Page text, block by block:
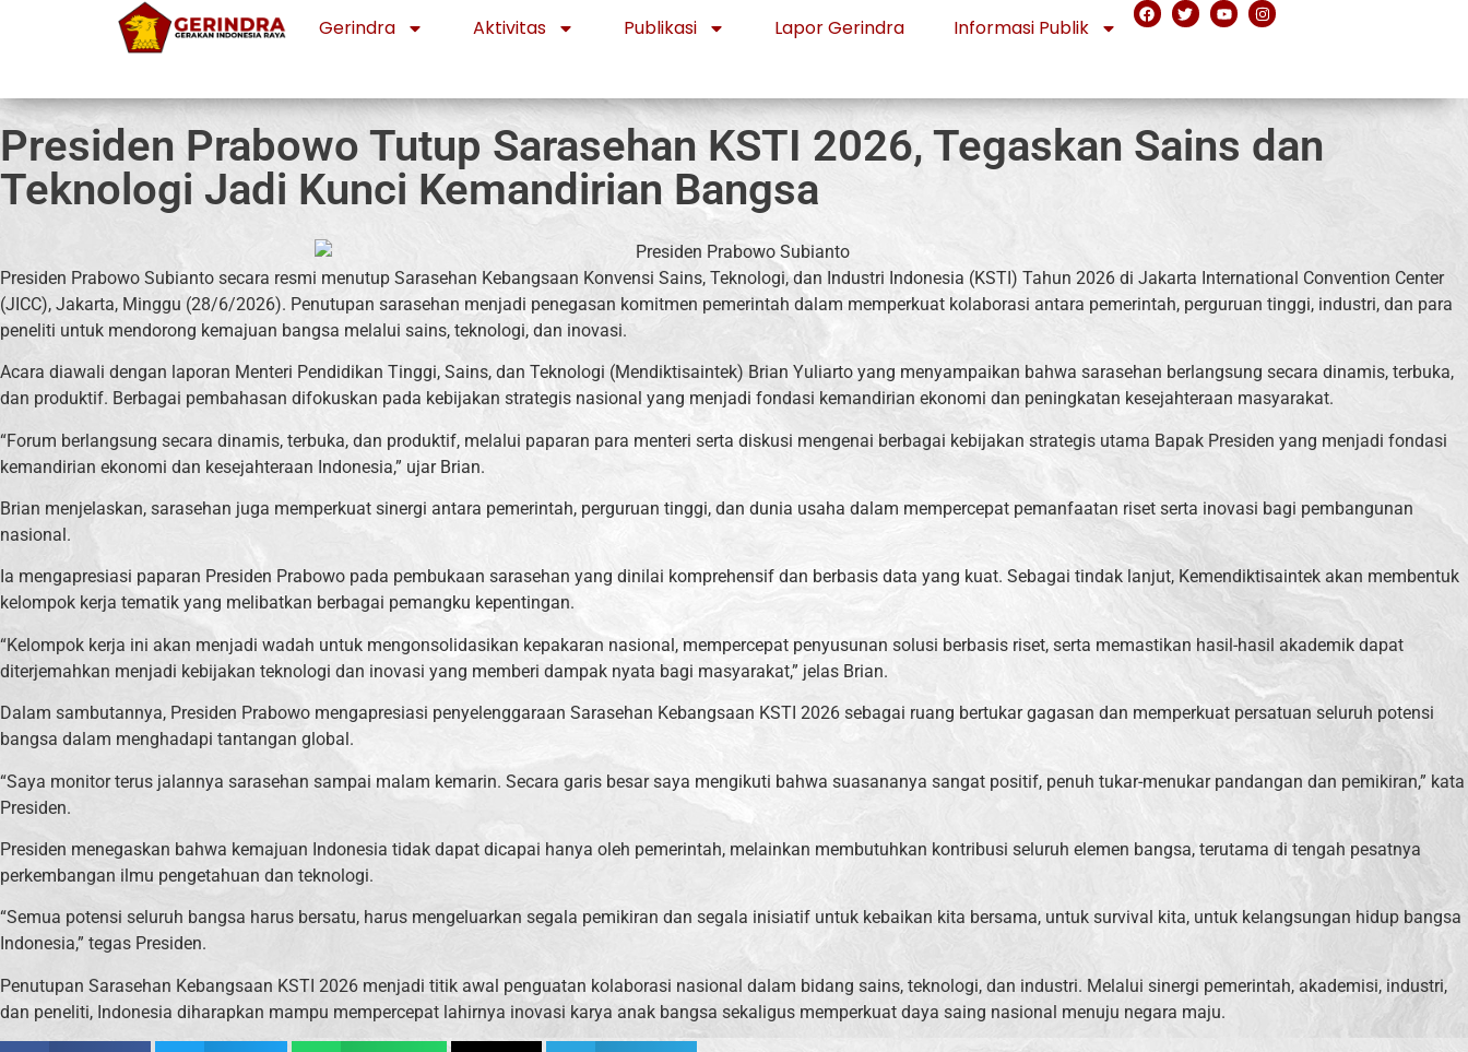
Gerindra Aktivitas Publikasi Lapor Gerindra Informasi Publik
Presiden Prabowo Tutup Sarasehan KSTI 2026, Tegaskan Sains dan
Teknologi Jadi Kunci Kemandirian Bangsa
Presiden Prabowo Subianto secara resmi menutup Sarasehan Kebangsaan Konvensi Sains, Teknologi, dan Industri Indonesia (KSTI) Tahun 2026 di Jakarta International Convention Center
(JICC), Jakarta, Minggu (28/6/2026). Penutupan sarasehan menjadi penegasan komitmen pemerintah dalam memperkuat kolaborasi antara pemerintah, perguruan tinggi, industri, dan para
peneliti untuk mendorong kemajuan bangsa melalui sains, teknologi, dan inovasi.
Acara diawali dengan laporan Menteri Pendidikan Tinggi, Sains, dan Teknologi (Mendiktisaintek) Brian Yuliarto yang menyampaikan bahwa sarasehan berlangsung secara dinamis, terbuka,
dan produktif. Berbagai pembahasan difokuskan pada kebijakan strategis nasional yang menjadi fondasi kemandirian ekonomi dan peningkatan kesejahteraan masyarakat.
“Forum berlangsung secara dinamis, terbuka, dan produktif, melalui paparan para menteri serta diskusi mengenai berbagai kebijakan strategis utama Bapak Presiden yang menjadi fondasi
kemandirian ekonomi dan kesejahteraan Indonesia,” ujar Brian.
Brian menjelaskan, sarasehan juga memperkuat sinergi antara pemerintah, perguruan tinggi, dan dunia usaha dalam mempercepat pemanfaatan riset serta inovasi bagi pembangunan
nasional.
Ia mengapresiasi paparan Presiden Prabowo pada pembukaan sarasehan yang dinilai komprehensif dan berbasis data yang kuat. Sebagai tindak lanjut, Kemendiktisaintek akan membentuk
kelompok kerja tematik yang melibatkan berbagai pemangku kepentingan.
“Kelompok kerja ini akan menjadi wadah untuk mengonsolidasikan kepakaran nasional, mempercepat penyusunan solusi berbasis riset, serta memastikan hasil-hasil akademik dapat
diterjemahkan menjadi kebijakan teknologi dan inovasi yang memberi dampak nyata bagi masyarakat,” jelas Brian.
Dalam sambutannya, Presiden Prabowo mengapresiasi penyelenggaraan Sarasehan Kebangsaan KSTI 2026 sebagai ruang bertukar gagasan dan memperkuat persatuan seluruh potensi
bangsa dalam menghadapi tantangan global.
“Saya monitor terus jalannya sarasehan sampai malam kemarin. Secara garis besar saya mengikuti bahwa suasananya sangat positif, penuh tukar-menukar pandangan dan pemikiran,” kata
Presiden.
Presiden menegaskan bahwa kemajuan Indonesia tidak dapat dicapai hanya oleh pemerintah, melainkan membutuhkan kontribusi seluruh elemen bangsa, terutama di tengah pesatnya
perkembangan ilmu pengetahuan dan teknologi.
“Semua potensi seluruh bangsa harus bersatu, harus mengeluarkan segala pemikiran dan segala inisiatif untuk kebaikan kita bersama, untuk survival kita, untuk kelangsungan hidup bangsa
Indonesia,” tegas Presiden.
Penutupan Sarasehan Kebangsaan KSTI 2026 menjadi titik awal penguatan kolaborasi nasional dalam bidang sains, teknologi, dan industri. Melalui sinergi pemerintah, akademisi, industri,
dan peneliti, Indonesia diharapkan mampu mempercepat lahirnya inovasi karya anak bangsa sekaligus memperkuat daya saing nasional menuju negara maju.